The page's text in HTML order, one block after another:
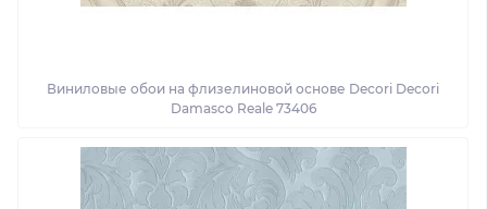
Виниловые обои на флизелиновой основе Decori Decori
Damasco Reale 73406